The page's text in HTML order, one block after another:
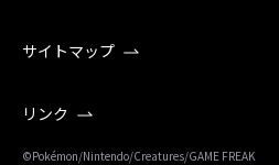
サイトマップ
リンク
©Pokémon/Nintendo/Creatures/GAME FREAK